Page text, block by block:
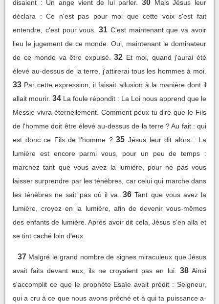
disaient : Un ange vient de lui parler.
30 Mais Jésus leur
déclara : Ce n'est pas pour moi que cette voix s'est fait
entendre, c'est pour vous.
31 C'est maintenant que va avoir
lieu le jugement de ce monde. Oui, maintenant le dominateur
de ce monde va être expulsé.
32 Et moi, quand j'aurai été
élevé au-dessus de la terre, j'attirerai tous les hommes à moi.
33 Par cette expression, il faisait allusion à la manière dont il
allait mourir. 34 La foule répondit : La Loi nous apprend que le
Messie vivra éternellement. Comment peux-tu dire que le Fils
de l'homme doit être élevé au-dessus de la terre ? Au fait : qui
est donc ce Fils de l'homme ? 35 Jésus leur dit alors : La
lumière est encore parmi vous, pour un peu de temps :
marchez tant que vous avez la lumière, pour ne pas vous
laisser surprendre par les ténèbres, car celui qui marche dans
les ténèbres ne sait pas où il va.
36 Tant que vous avez la
lumière, croyez en la lumière, afin de devenir vous-mêmes
des enfants de lumière. Après avoir dit cela, Jésus s'en alla et
se tint caché loin d'eux.
37 Malgré le grand nombre de signes miraculeux que Jésus
avait faits devant eux, ils ne croyaient pas en lui.
38 Ainsi
s'accomplit ce que le prophète Esaïe avait prédit : Seigneur,
qui a cru à ce que nous avons prêché et à qui ta puissance a-